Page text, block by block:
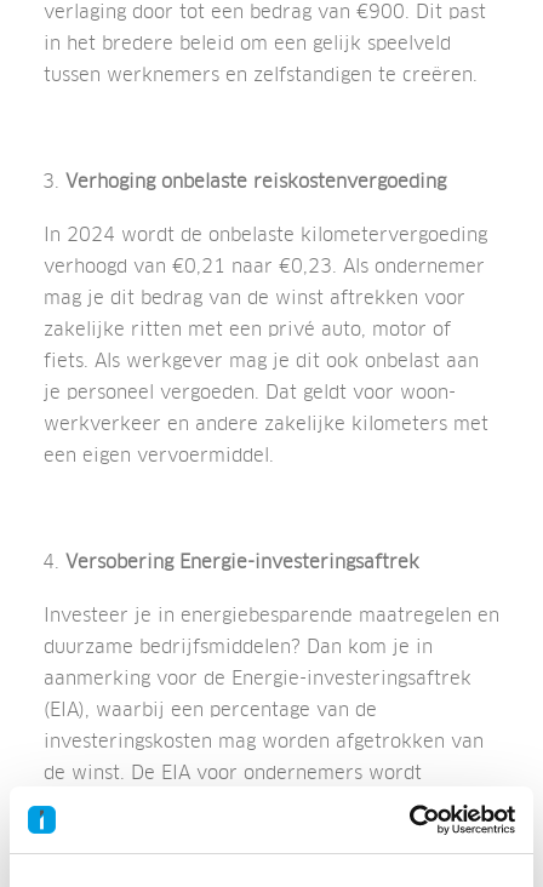
verlaging door tot een bedrag van €900. Dit past
in het bredere beleid om een gelijk speelveld
tussen werknemers en zelfstandigen te creëren.
Verhoging onbelaste reiskostenvergoeding
In 2024 wordt de onbelaste kilometervergoeding
verhoogd van €0,21 naar €0,23. Als ondernemer
mag je dit bedrag van de winst aftrekken voor
zakelijke ritten met een privé auto, motor of
fiets. Als werkgever mag je dit ook onbelast aan
je personeel vergoeden. Dat geldt voor woon-
werkverkeer en andere zakelijke kilometers met
een eigen vervoermiddel.
Versobering Energie-investeringsaftrek
Investeer je in energiebesparende maatregelen en
duurzame bedrijfsmiddelen? Dan kom je in
aanmerking voor de Energie-investeringsaftrek
(EIA), waarbij een percentage van de
investeringskosten mag worden afgetrokken van
de winst. De EIA voor ondernemers wordt
verlengd tot 2028, maar het percentage dat
daarbij kan worden afgetrokken daalt in 2024